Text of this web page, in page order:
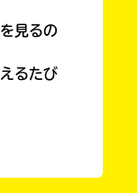
見るの
るたび